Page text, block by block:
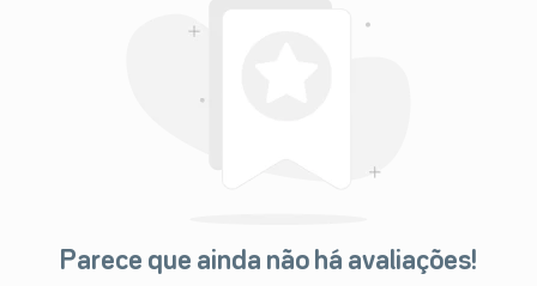
Parece que ainda não há avaliações!